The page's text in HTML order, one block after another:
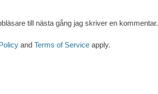
till nästa gång jag skriver en kommentar.
and Terms of Service apply.